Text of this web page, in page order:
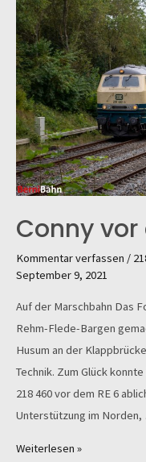
Altona
Conny vor
Kommentar verfassen /
September 9, 2021
Auf der Marschbahn Das
Rehm-Flede-Bargen
Husum an der
Technik. Zum Glück
218 460 vor dem RE 6
Unterstützung im
Conny
Weiterlesen »